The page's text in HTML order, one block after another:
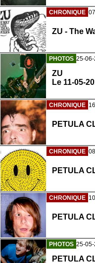
CHRONIQUE
ZU - The
PHOTOS 25-
ZU
Le 11-05-
CHRONIQUE
PETULA
CHRONIQUE
PETULA
CHRONIQUE
PETULA
PHOTOS 25-
PETULA